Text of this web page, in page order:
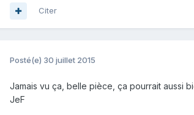
Citer
Posté(e) 30 juillet 2015
Jamais vu ça, belle pièce, ça pourrait aussi
JeF